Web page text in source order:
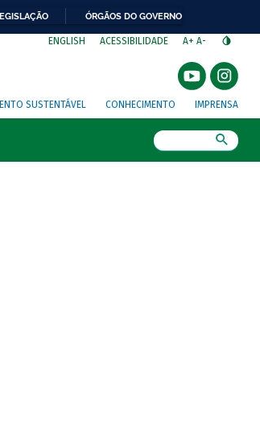
ÓRGÃOS DO GOVERNO
ENGLISH ACESSIBILIDADE A+ A-
SUSTENTÁVEL CONHECIMENTO IMPRENSA